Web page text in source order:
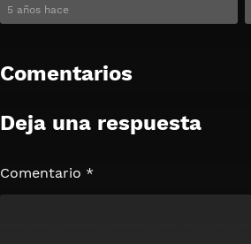
5 años hace
Comentarios
Deja una respuesta
Comentario *